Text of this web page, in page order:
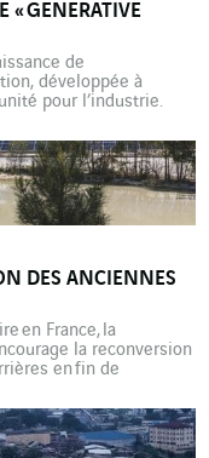
« GENERATIVE
de
développée à
pour l’industrie.
de conception, le
est en passe de
La conception
collaboratif
(IA) et […]
DES ANCIENNES
en France, la
la reconversion
en fin de
une place minime dans
le solaire a le